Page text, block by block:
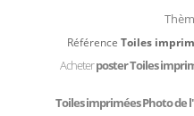
Référence Toiles
Acheterposter Toiles
Toiles imprimées Photo de